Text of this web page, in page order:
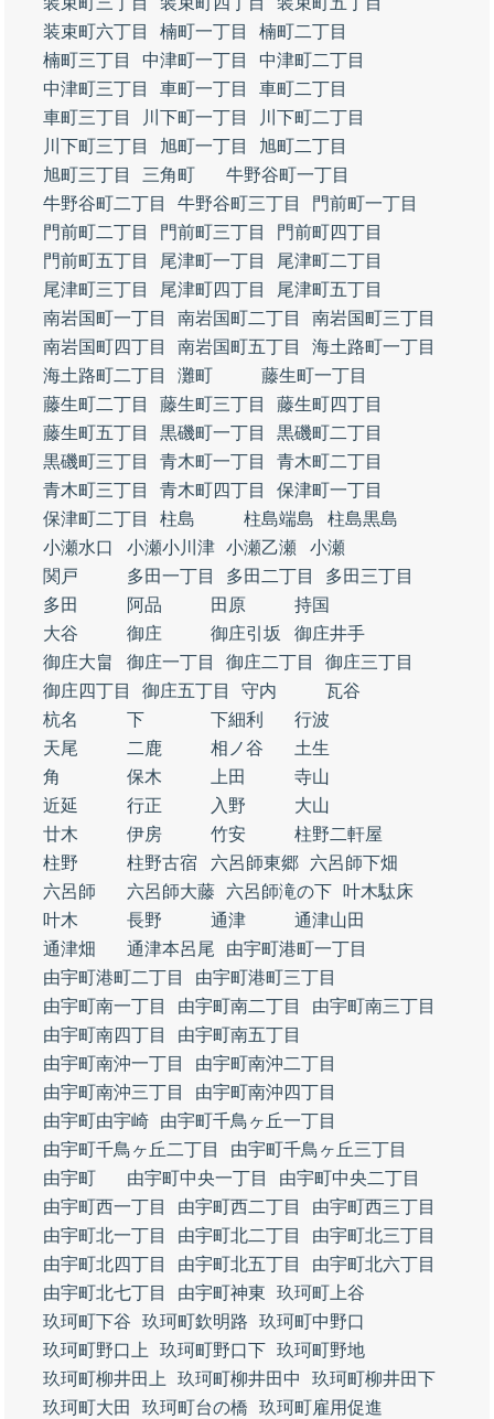
装束町六丁目
楠町一丁目
楠町二丁目
楠町三丁目
中津町一丁目
中津町二丁目
中津町三丁目
車町一丁目
車町二丁目
車町三丁目
川下町一丁目
川下町二丁目
川下町三丁目
旭町一丁目
旭町二丁目
旭町三丁目
三角町
牛野谷町一丁目
牛野谷町二丁目
牛野谷町三丁目
門前町一丁目
門前町二丁目
門前町三丁目
門前町四丁目
門前町五丁目
尾津町一丁目
尾津町二丁目
尾津町三丁目
尾津町四丁目
尾津町五丁目
南岩国町一丁目
南岩国町二丁目
南岩国町三丁目
南岩国町四丁目
南岩国町五丁目
海土路町一丁目
海土路町二丁目
灘町
藤生町一丁目
藤生町二丁目
藤生町三丁目
藤生町四丁目
藤生町五丁目
黒磯町一丁目
黒磯町二丁目
黒磯町三丁目
青木町一丁目
青木町二丁目
青木町三丁目
青木町四丁目
保津町一丁目
保津町二丁目
柱島 柱島端島
柱島黒島
小瀬水口
小瀬小川津 小瀬乙瀬
小瀬
関戸
多田一丁目 多田二丁目
多田三丁目
多田
阿品 田原
持国
大谷
御庄 御庄引坂
御庄井手
御庄大畠
御庄一丁目 御庄二丁目
御庄三丁目
御庄四丁目
御庄五丁目 守内
瓦谷
杭名
下 下細利
行波
天尾
二鹿 相ノ谷
土生
角
保木 上田
寺山
近延
行正 入野
大山
廿木
伊房 竹安
柱野二軒屋
柱野
柱野古宿 六呂師東郷
六呂師下畑
六呂師
六呂師大藤 六呂師滝の下
叶木駄床
叶木
長野 通津
通津山田
通津畑
通津本呂尾
由宇町港町一丁目
由宇町港町二丁目
由宇町港町三丁目
由宇町南一丁目
由宇町南二丁目
由宇町南三丁目
由宇町南四丁目
由宇町南五丁目
由宇町南沖一丁目
由宇町南沖二丁目
由宇町南沖三丁目
由宇町南沖四丁目
由宇町由宇崎
由宇町千鳥ヶ丘一丁目
由宇町千鳥ヶ丘二丁目
由宇町千鳥ヶ丘三丁目
由宇町
由宇町中央一丁目
由宇町中央二丁目
由宇町西一丁目
由宇町西二丁目
由宇町西三丁目
由宇町北一丁目
由宇町北二丁目
由宇町北三丁目
由宇町北四丁目
由宇町北五丁目
由宇町北六丁目
由宇町北七丁目
由宇町神東
玖珂町上谷
玖珂町下谷
玖珂町欽明路
玖珂町中野口
玖珂町野口上
玖珂町野口下 玖珂町野地
玖珂町柳井田上
玖珂町柳井田中
玖珂町柳井田下
玖珂町大田
玖珂町台の橋
玖珂町雇用促進